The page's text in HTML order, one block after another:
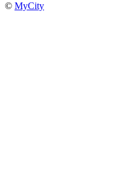
© MyCity